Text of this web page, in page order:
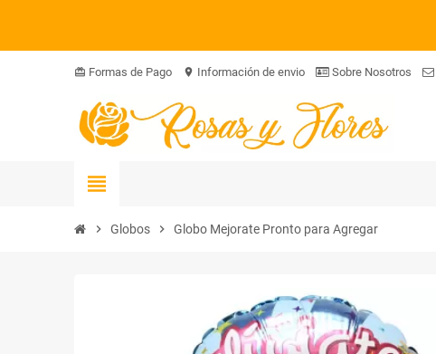
card_giftcard Formas de Pago location_on Información de envio Sobre Nosotros
view_headline
chevron_right Globos chevron_right Globo Mejorate Pronto para Agregar